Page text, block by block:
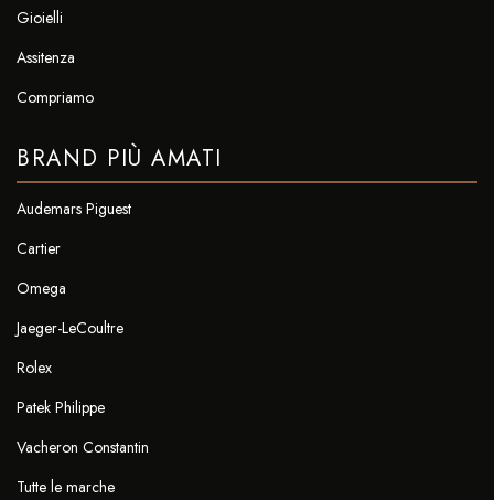
Gioielli
Assitenza
Compriamo
BRAND PIÙ AMATI
Audemars Piguest
Cartier
Omega
Jaeger-LeCoultre
Rolex
Patek Philippe
Vacheron Constantin
Tutte le marche